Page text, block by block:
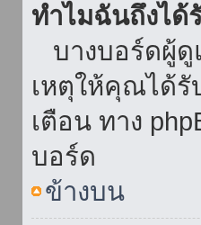
ทำไมฉันถึงได้
บางบอร์ดผู้ดู
เหตุให้คุณได้
เตือน ทาง
บอร์ด
ข้างบน